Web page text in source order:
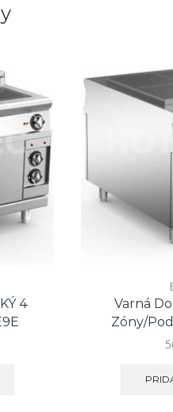
4
Varná
Zóny/